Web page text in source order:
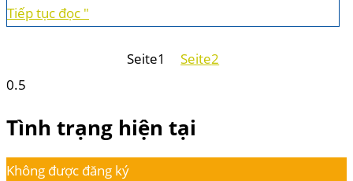
Tiếp tục đọc "
Seite1 Seite2
Tình trạng hiện tại
Không được đăng ký